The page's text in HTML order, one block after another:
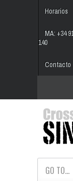
Horarios
MA: +34
140
Contacto
GO TO...